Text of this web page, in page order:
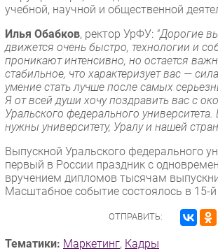
учебной, научной и общественной
Илья Обабков, ректор УрФУ: "Дорогие
движется очень быстро, технологии и
проникают интенсивно, но остается
стабильное, что характеризует вас —
умение стать лучше после самых
Я от всей души хочу поздравить вас с
Уральского федерального
нужны университету, Уралу и нашей
Выпускной Уральского федерального
первый в России праздник с
вручением дипломов тысячам
Масштабное событие состоялось в 15-й
ОТПРАВИТЬ:
Тематики: Маркетинг, Кадры